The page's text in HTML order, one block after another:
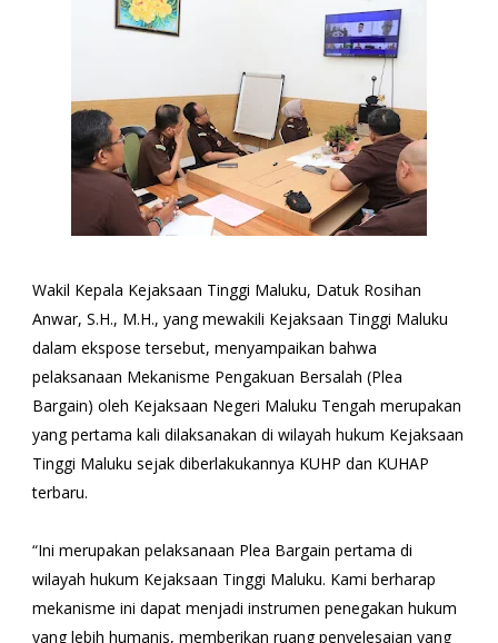
Wakil Kepala Kejaksaan Tinggi Maluku, Datuk Rosihan
Anwar, S.H., M.H., yang mewakili Kejaksaan Tinggi Maluku
dalam ekspose tersebut, menyampaikan bahwa
pelaksanaan Mekanisme Pengakuan Bersalah (Plea
Bargain) oleh Kejaksaan Negeri Maluku Tengah merupakan
yang pertama kali dilaksanakan di wilayah hukum Kejaksaan
Tinggi Maluku sejak diberlakukannya KUHP dan KUHAP
terbaru.
“Ini merupakan pelaksanaan Plea Bargain pertama di
wilayah hukum Kejaksaan Tinggi Maluku. Kami berharap
mekanisme ini dapat menjadi instrumen penegakan hukum
yang lebih humanis, memberikan ruang penyelesaian yang